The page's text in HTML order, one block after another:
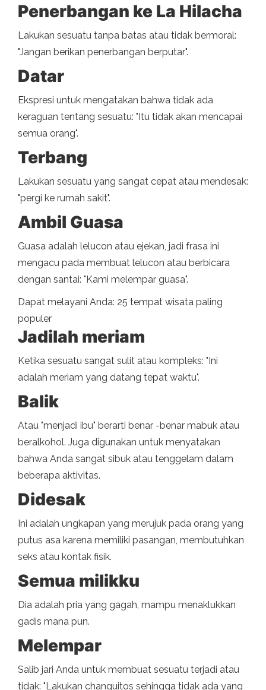
Penerbangan ke La Hilacha
Lakukan sesuatu tanpa batas atau tidak bermoral:
"Jangan berikan penerbangan berputar".
Datar
Ekspresi untuk mengatakan bahwa tidak ada
keraguan tentang sesuatu: "Itu tidak akan mencapai
semua orang".
Terbang
Lakukan sesuatu yang sangat cepat atau mendesak:
"pergi ke rumah sakit".
Ambil Guasa
Guasa adalah lelucon atau ejekan, jadi frasa ini
mengacu pada membuat lelucon atau berbicara
dengan santai: "Kami melempar guasa".
Dapat melayani Anda: 25 tempat wisata paling
populer
Jadilah meriam
Ketika sesuatu sangat sulit atau kompleks: "Ini
adalah meriam yang datang tepat waktu".
Balik
Atau "menjadi ibu" berarti benar -benar mabuk atau
beralkohol. Juga digunakan untuk menyatakan
bahwa Anda sangat sibuk atau tenggelam dalam
beberapa aktivitas.
Didesak
Ini adalah ungkapan yang merujuk pada orang yang
putus asa karena memiliki pasangan, membutuhkan
seks atau kontak fisik.
Semua milikku
Dia adalah pria yang gagah, mampu menaklukkan
gadis mana pun.
Melempar
Salib jari Anda untuk membuat sesuatu terjadi atau
tidak: "Lakukan changuitos sehingga tidak ada yang